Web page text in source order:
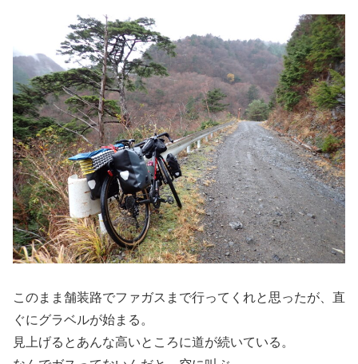
このまま舗装路でファガスまで行ってくれと思ったが、直
ぐにグラベルが始まる。
見上げるとあんな高いところに道が続いている。